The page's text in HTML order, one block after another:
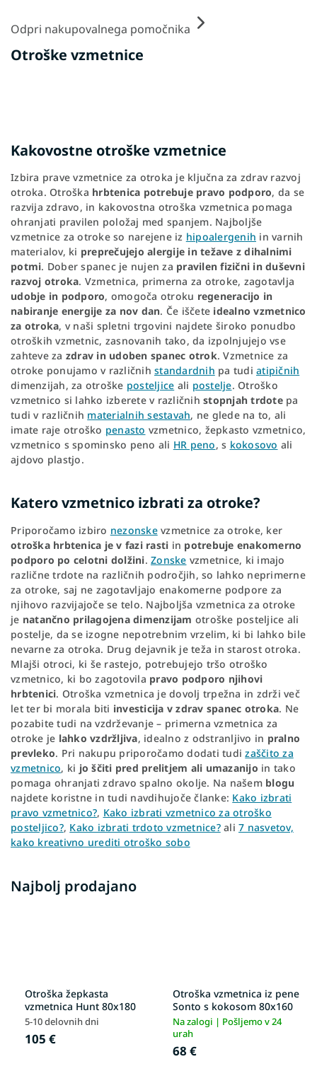
Otroške vzmetnice
Odpri nakupovalnega pomočnika
Kakovostne otroške vzmetnice
Izbira prave vzmetnice za otroka je ključna za zdrav razvoj
otroka. Otroška hrbtenica potrebuje pravo podporo, da se
razvija zdravo, in kakovostna otroška vzmetnica pomaga
ohranjati pravilen položaj med spanjem. Najboljše
vzmetnice za otroke so narejene iz hipoalergenih in varnih
materialov, ki preprečujejo alergije in težave z dihalnimi
potmi. Dober spanec je nujen za pravilen fizični in duševni
razvoj otroka. Vzmetnica, primerna za otroke, zagotavlja
udobje in podporo, omogoča otroku regeneracijo in
nabiranje energije za nov dan. Če iščete idealno vzmetnico
za otroka, v naši spletni trgovini najdete široko ponudbo
otroških vzmetnic, zasnovanih tako, da izpolnjujejo vse
zahteve za zdrav in udoben spanec otrok. Vzmetnice za
otroke ponujamo v različnih standardnih pa tudi atipičnih
dimenzijah, za otroške posteljice ali postelje. Otroško
vzmetnico si lahko izberete v različnih stopnjah trdotepa
tudi v različnih materialnih sestavah, ne glede na to, ali
imate raje otroško penasto vzmetnico, žepkasto vzmetnico,
vzmetnico s spominsko peno ali HR peno, s kokosovo ali
ajdovo plastjo.
Katero vzmetnico izbrati za otroke?
Priporočamo izbiro nezonskevzmetnice za otroke, ker
otroška hrbtenica je v fazi rasti in potrebuje enakomerno
podporo po celotni dolžini. Zonske vzmetnice, ki imajo
različne trdote na različnih področjih, so lahko neprimerne
za otroke, saj ne zagotavljajo enakomerne podpore za
njihovo razvijajoče se telo. Najboljša vzmetnica za otroke
je natančno prilagojena dimenzijam otroške posteljice ali
postelje, da se izogne nepotrebnim vrzelim, ki bi lahko bile
nevarne za otroka. Drug dejavnik je teža in starost otroka.
Mlajši otroci, ki še rastejo, potrebujejo tršo otroško
vzmetnico, ki bo zagotovila pravo podporo njihovi
hrbtenici. Otroška vzmetnica je dovolj trpežna in zdrži več
let ter bi morala biti investicija v zdrav spanec otroka. Ne
pozabite tudi na vzdrževanje – primerna vzmetnica za
otroke je lahko vzdržljiva, idealno z odstranljivo in pralno
prevleko. Pri nakupu priporočamo dodati tudizaščito za
vzmetnico, ki jo ščiti pred prelitjem ali umazanijo in tako
pomaga ohranjati zdravo spalno okolje. Na našem blogu
najdete koristne in tudi navdihujoče članke: Kako izbrati
pravo vzmetnico?, Kako izbrati vzmetnico za otroško
posteljico?, Kako izbrati trdoto vzmetnice?ali 7 nasvetov,
kako kreativno urediti otroško sobo
Najbolj prodajano
Otroška žepkasta
vzmetnica Hunt 80x180
5-10 delovnih dni
105 €
Otroška vzmetnica iz pene
Sonto s kokosom 80x160
Na zalogi | Pošljemo v 24
urah
68 €